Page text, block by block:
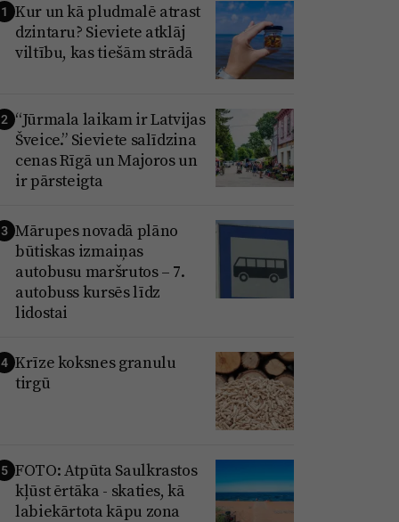
1 Kur un kā pludmalē atrast
dzintaru? Sieviete atklāj
viltību, kas tiešām strādā
2 “Jūrmala laikam ir Latvijas
Šveice.” Sieviete salīdzina
cenas Rīgā un Majoros un
ir pārsteigta
3 Mārupes novadā plāno
būtiskas izmaiņas
autobusu maršrutos – 7.
autobuss kursēs līdz
lidostai
4 Krīze koksnes granulu
tirgū
5 FOTO: Atpūta Saulkrastos
kļūst ērtāka - skaties, kā
labiekārtota kāpu zona